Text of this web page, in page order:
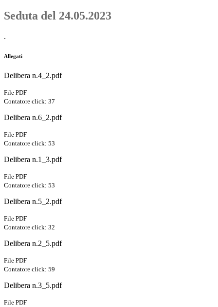
Seduta del 24.05.2023
.
Allegati
Delibera n.4_2.pdf
File PDF
Contatore click: 37
Delibera n.6_2.pdf
File PDF
Contatore click: 53
Delibera n.1_3.pdf
File PDF
Contatore click: 53
Delibera n.5_2.pdf
File PDF
Contatore click: 32
Delibera n.2_5.pdf
File PDF
Contatore click: 59
Delibera n.3_5.pdf
File PDF